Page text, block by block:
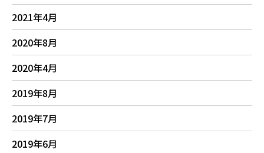
2021年4月
2020年8月
2020年4月
2019年8月
2019年7月
2019年6月